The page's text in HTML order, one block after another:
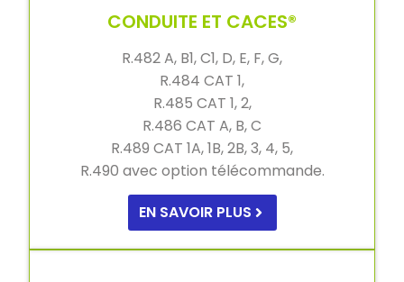
CONDUITE ET CACES®
R.482 A, B1, C1, D, E, F, G,
R.484 CAT 1,
R.485 CAT 1, 2,
R.486 CAT A, B, C
R.489 CAT 1A, 1B, 2B, 3, 4, 5,
R.490 avec option télécommande.
EN SAVOIR PLUS